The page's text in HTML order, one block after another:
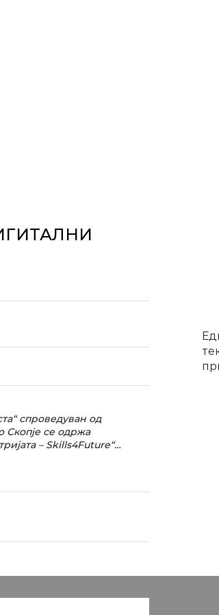
спроведуван од
Скопје се одржа
– Skills4Future“…